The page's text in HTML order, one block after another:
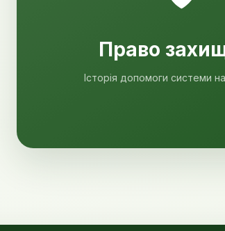
Право
Історія допомоги системи